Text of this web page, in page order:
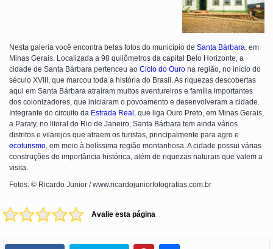
Nesta galeria você encontra belas fotos do município de Santa Bárbara, em
Minas Gerais. Localizada a 98 quilômetros da capital Belo Horizonte, a
cidade de Santa Bárbara pertenceu ao Ciclo do Ouro na região, no início do
século XVIII, que marcou toda a história do Brasil. As riquezas descobertas
aqui em Santa Bárbara atraíram muitos aventureiros e família importantes
dos colonizadores, que iniciaram o povoamento e desenvolveram a cidade.
Integrante do circuito da Estrada Real , que liga Ouro Preto, em Minas Gerais,
a Paraty, no litoral do Rio de Janeiro, Santa Bárbara tem ainda vários
distritos e vilarejos que atraem os turistas, principalmente para agro e
ecoturismo, em meio à belíssima região montanhosa. A cidade possui várias
construções de importância histórica, além de riquezas naturais que valem a
visita.
Fotos: © Ricardo Junior / www.ricardojuniorfotografias.com.br
Avalie esta página